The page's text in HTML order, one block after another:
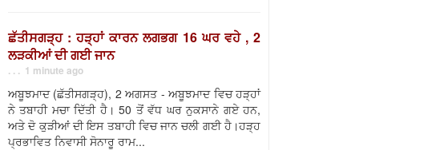
ਛੱਤੀਸਗੜ੍ਹ : ਹੜ੍ਹਾਂ ਕਾਰਨ ਲਗਭਗ 16 ਘਰ ਵਹੇ , 2
ਲੜਕੀਆਂ ਦੀ ਗਈ ਜਾਨ
. . . 1 minute ago
ਅਬੂਝਮਾਦ (ਛੱਤੀਸਗੜ੍ਹ), 2 ਅਗਸਤ - ਅਬੂਝਮਾਦ ਵਿਚ ਹੜ੍ਹਾਂ
ਨੇ ਤਬਾਹੀ ਮਚਾ ਦਿੱਤੀ ਹੈ। 50 ਤੋਂ ਵੱਧ ਘਰ ਨੁਕਸਾਨੇ ਗਏ ਹਨ,
ਅਤੇ ਦੋ ਕੁੜੀਆਂ ਦੀ ਇਸ ਤਬਾਹੀ ਵਿਚ ਜਾਨ ਚਲੀ ਗਈ ਹੈ।ਹੜ੍ਹ
ਪ੍ਰਭਾਵਿਤ ਨਿਵਾਸੀ ਸੋਨਾਰੂ ਰਾਮ...